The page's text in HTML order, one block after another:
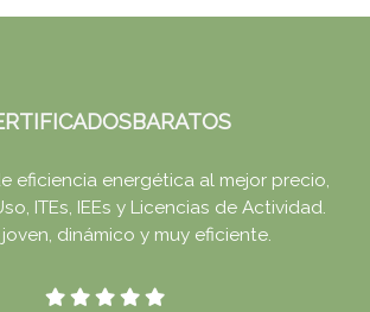
eficiencia energética al mejor precio,
ITEs, IEEs y Licencias de Actividad.
dinámico y muy eficiente.